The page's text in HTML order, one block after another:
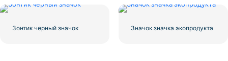
Зонтик черный значок Значок значка экопродукта